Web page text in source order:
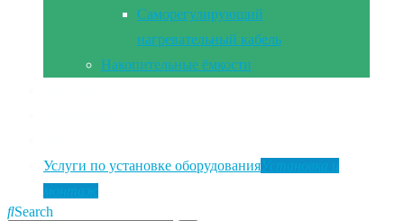
Саморегулирующий
нагревательный кабель
Накопительные ёмкости
Услуги по установке оборудования
Search